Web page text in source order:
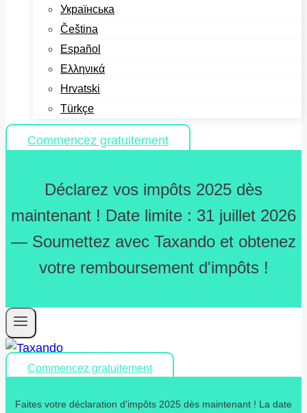
Українська
Čeština
Español
Ελληνικά
Hrvatski
Türkçe
Commencez gratuitement
Déclarez vos impôts 2025 dès
maintenant ! Date limite : 31 juillet 2026
— Soumettez avec Taxando et obtenez
votre remboursement d'impôts !
Commencez gratuitement
Faites votre déclaration d'impôts 2025 dès maintenant ! La date